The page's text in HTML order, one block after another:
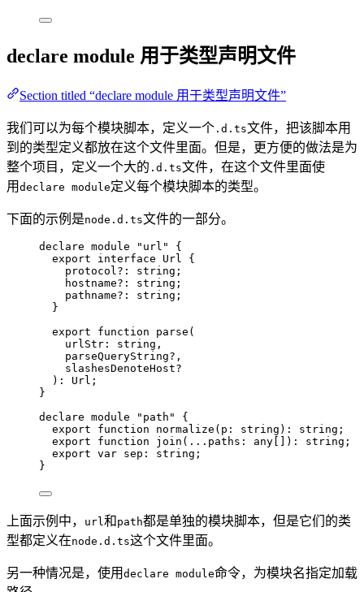
declare module 用于类型声明文件
Section titled “declare module 用于类型声明文件”
我们可以为每个模块脚本，定义一个 .d.ts文件，把该脚本用
到的类型定义都放在这个文件里面。但是，更方便的做法是为
整个项目，定义一个大的 .d.ts文件，在这个文件里面使
用 declare module定义每个模块脚本的类型。
下面的示例是node.d.ts文件的一部分。
declare module " url "
{
export
interface Url {
protocol?: string ;
hostname?: string ;
pathname?: string ;
}
export
function parse (
urlStr : string ,
parseQueryString? ,
slashesDenoteHost?
) : Url ;
}
declare module " path "
{
export
function normalize ( p : string ) : string ;
export
function join ( ... paths : any ) : string ;
export var sep : string ;
}
上面示例中， url和 path都是单独的模块脚本，但是它们的类
型都定义在node.d.ts这个文件里面。
另一种情况是，使用 declare module命令，为模块名指定加载